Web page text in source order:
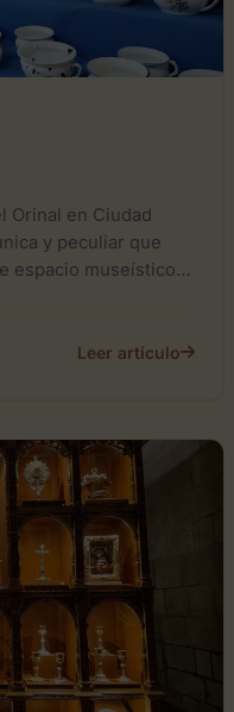
Orinal en Ciudad
y peculiar que
espacio museístico
Leer artículo